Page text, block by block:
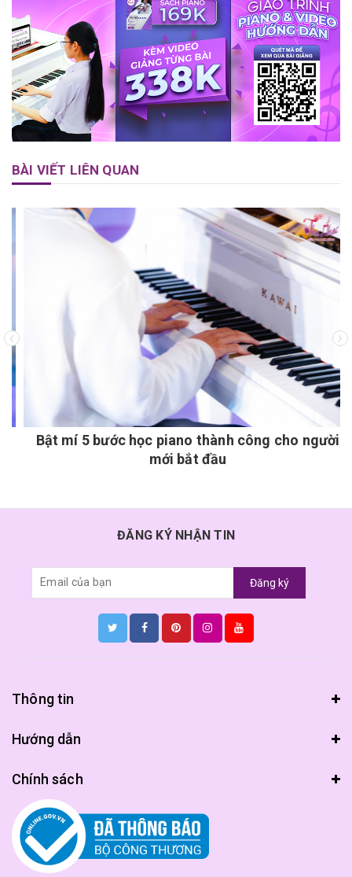
BÀI VIẾT LIÊN QUAN
Bật mí 5 bước học piano thành công cho người
mới bắt đầu
ĐĂNG KÝ NHẬN TIN
Đăng ký
Thông tin
Hướng dẫn
Chính sách